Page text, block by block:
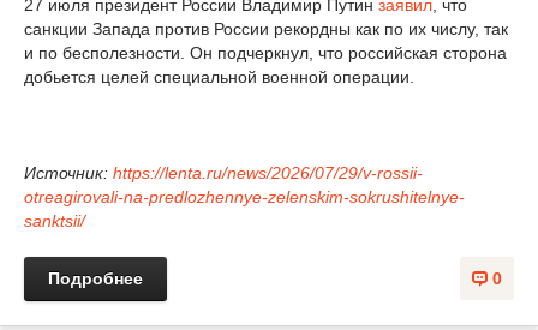
27 июля президент России Владимир Путин заявил , что
санкции Запада против России рекордны как по их числу, так
и по бесполезности. Он подчеркнул, что российская сторона
добьется целей специальной военной операции.
Источник: https://lenta.ru/news/2026/07/29/v-rossii-
otreagirovali-na-predlozhennye-zelenskim-sokrushitelnye-
sanktsii/
0
Подробнее